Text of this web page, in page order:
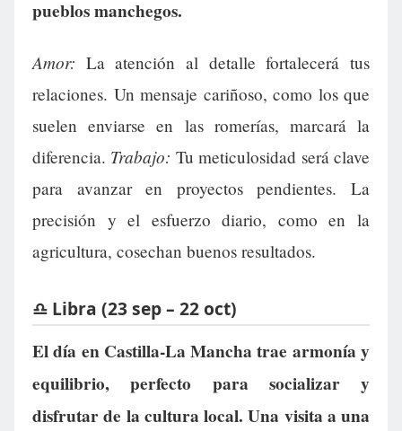
pueblos manchegos.
Amor: La atención al detalle fortalecerá tus
relaciones. Un mensaje cariñoso, como los que
suelen enviarse en las romerías, marcará la
diferencia. Trabajo: Tu meticulosidad será clave
para avanzar en proyectos pendientes. La
precisión y el esfuerzo diario, como en la
agricultura, cosechan buenos resultados.
♎ Libra (23 sep – 22 oct)
El día en Castilla-La Mancha trae armonía y
equilibrio, perfecto para socializar y
disfrutar de la cultura local. Una visita a una